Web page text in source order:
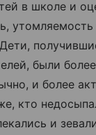
в школе и
были
и более
кто
и